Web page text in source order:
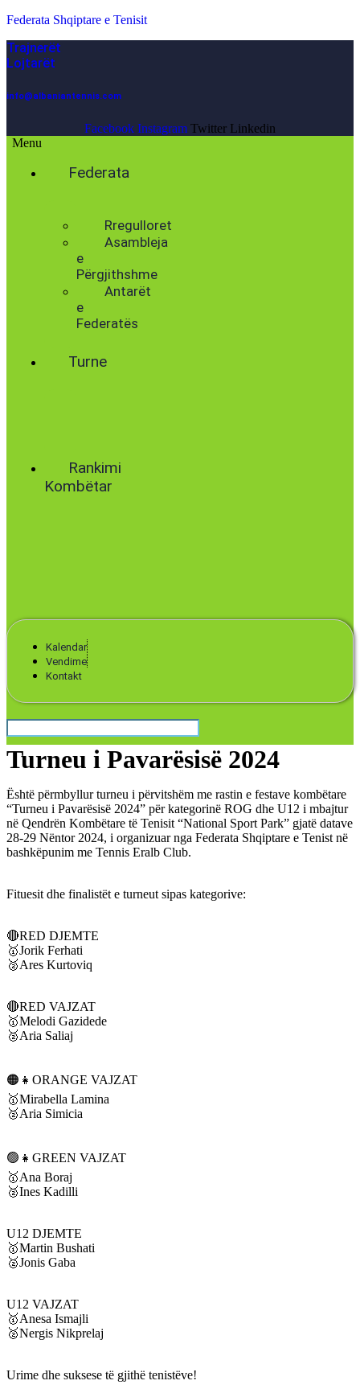
Federata Shqiptare e Tenisit
Trajnerët
Lojtarët
info@albaniantennis.com
Facebook Instagram Twitter Linkedin
Menu
Federata
Rregulloret
Asambleja
e
Përgjithshme
Antarët
e
Federatës
Turne
Rankimi
Kombëtar
Kalendar
Vendime
Kontakt
Turneu i Pavarësisë 2024
Është përmbyllur turneu i përvitshëm me rastin e festave kombëtare
“Turneu i Pavarësisë 2024” për kategorinë ROG dhe U12 i mbajtur
në Qendrën Kombëtare të Tenisit “National Sport Park” gjatë datave
28-29 Nëntor 2024, i organizuar nga Federata Shqiptare e Tenist në
bashkëpunim me Tennis Eralb Club.
Fituesit dhe finalistët e turneut sipas kategorive:
🔴RED DJEMTE
🥇Jorik Ferhati
🥈Ares Kurtoviq
🔴RED VAJZAT
🥇Melodi Gazidede
🥈Aria Saliaj
🟠👧ORANGE VAJZAT
🥇Mirabella Lamina
🥈Aria Simicia
🟢👧GREEN VAJZAT
🥇Ana Boraj
🥈Ines Kadilli
U12 DJEMTE
🥇Martin Bushati
🥈Jonis Gaba
U12 VAJZAT
🥇Anesa Ismajli
🥈Nergis Nikprelaj
Urime dhe suksese të gjithë tenistëve!